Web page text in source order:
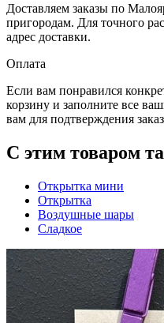
Доставляем заказы по
пригородам. Для точного
адрес доставки.
Оплата
Eсли вам понравился
корзину и заполните все
вам для подтверждения
С этим товаром
Открытка мини
Открытка
Воздушные шары
Сладкое